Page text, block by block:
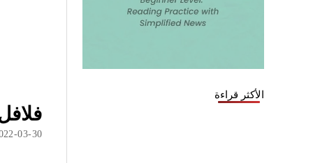
الأكثر قراءة
03-30